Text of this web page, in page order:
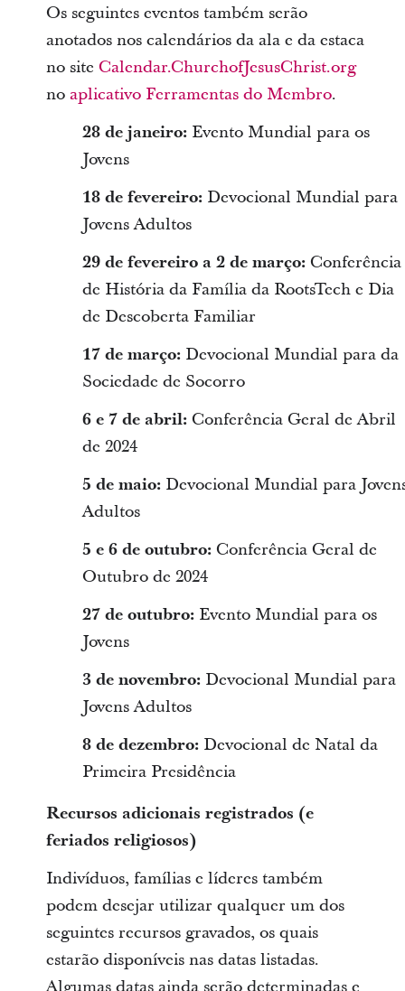
Os seguintes eventos também serão
anotados nos calendários da ala e da estaca
no site Calendar.ChurchofJesusChrist.org
no aplicativo Ferramentas do Membro.
28 de janeiro: Evento Mundial para os
Jovens
18 de fevereiro:Devocional Mundial para
Jovens Adultos
29 de fevereiro a 2 de março: Conferência
de História da Família da RootsTech e Dia
de Descoberta Familiar
17 de março: Devocional Mundial para da
Sociedade de Socorro
6 e 7 de abril:Conferência Geral de Abril
de 2024
5 de maio: Devocional Mundial para
Adultos
5 e 6 de outubro: Conferência Geral de
Outubro de 2024
27 de outubro:Evento Mundial para os
Jovens
3 de novembro: Devocional Mundial para
Jovens Adultos
8 de dezembro: Devocional de Natal da
Primeira Presidência
Recursos adicionais registrados (e
feriados religiosos)
Indivíduos, famílias e líderes também
podem desejar utilizar qualquer um dos
seguintes recursos gravados, os quais
estarão disponíveis nas datas listadas.